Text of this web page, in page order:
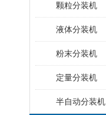
颗粒分装机
液体分装机
粉末分装机
定量分装机
半自动分装机